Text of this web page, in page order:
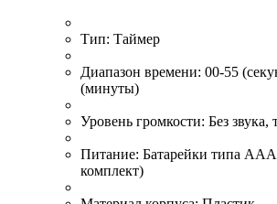
Тип: Таймер
Диапазон времени: 00-55
(минуты)
Уровень громкости: Без
Питание: Батарейки типа ААА
комплект)